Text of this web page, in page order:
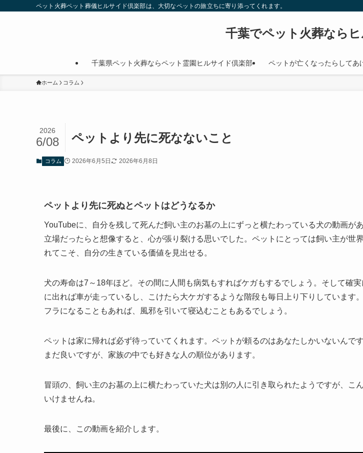
ペット火葬ペット葬儀ヒルサイド倶楽部は、大切なペットの旅立ちに寄り添ってくれます。
千葉でペット火葬なら
千葉県ペット火葬ならペット霊園ヒルサイド倶楽部 ペットが亡くなったらしてあ
ホーム コラム
ペットより先に死なないこと
2026
6/08
コラム 2026年6月5日 2026年6月8日
ペットより先に死ぬとペットはどうなるか
YouTubeに、自分を残して死んだ飼い主のお墓の上にずっと横たわっている犬の動画が
立場だったらと想像すると、心が張り裂ける思いでした。ペットにとっては飼い主が世
れてこそ、自分の生きている価値を見出せる。
犬の寿命は7～18年ほど。その間に人間も病気もすればケガもするでしょう。そして確
に出れば車が走っているし、こけたら大ケガするような階段も毎日上り下りしています
フラになることもあれば、風邪を引いて寝込むこともあるでしょう。
ペットは家に帰れば必ず待っていてくれます。ペットが頼るのはあなたしかいないんで
まだ良いですが、家族の中でも好きな人の順位があります。
冒頭の、飼い主のお墓の上に横たわっていた犬は別の人に引き取られたようですが、こ
いけませんね。
最後に、この動画を紹介します。